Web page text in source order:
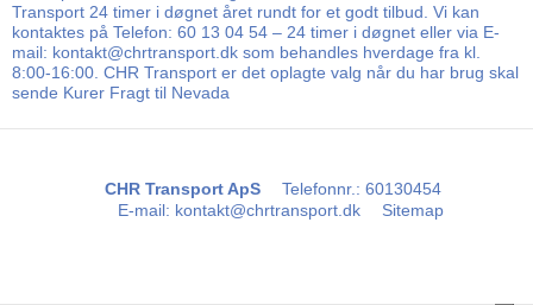
Transport 24 timer i døgnet året rundt for et godt tilbud. Vi kan
kontaktes på Telefon: 60 13 04 54 – 24 timer i døgnet eller via E-
mail: kontakt@chrtransport.dk som behandles hverdage fra kl.
8:00-16:00. CHR Transport er det oplagte valg når du har brug skal
sende Kurer Fragt til Nevada
CHR Transport ApS Telefonnr.: 60130454
E-mail: kontakt@chrtransport.dk Sitemap